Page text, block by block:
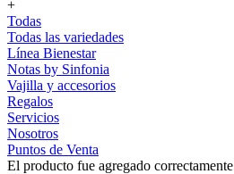
+
Todas
Todas las variedades
Línea Bienestar
Notas by Sinfonia
Vajilla y accesorios
Regalos
Servicios
Nosotros
Puntos de Venta
El producto fue agregado correctamente